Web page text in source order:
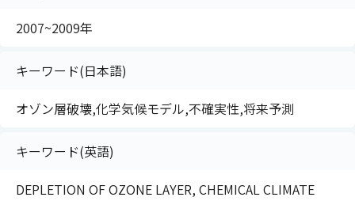
2007~2009年
キーワード(日本語)
オゾン層破壊,化学気候モデル,不確実性,将来予測
キーワード(英語)
DEPLETION OF OZONE LAYER, CHEMICAL CLIMATE